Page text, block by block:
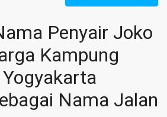
Penyair Joko
Kampung
Nama Jalan